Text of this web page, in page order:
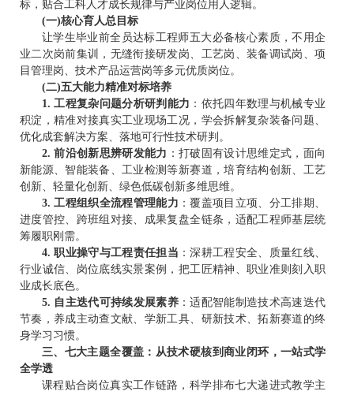
标，贴合工科人才成长规律与产业岗位用人逻辑。
(一)核心育人总目标
让学生毕业前全员达标工程师五大必备核心素质，不用企
业二次岗前集训，无缝衔接研发岗、工艺岗、装备调试岗、项
目管理岗、技术产品运营岗等多元优质岗位。
(二)五大能力精准对标培养
1. 工程复杂问题分析研判能力 ：依托四年数理与机械专业
积淀，精准对接真实工业现场工况，学会拆解复杂装备问题、
优化成套解决方案、落地可行性技术研判。
2. 前沿创新思辨研发能力 ：打破固有设计思维定式，面向
新能源、智能装备、工业检测等新赛道，培育结构创新、工艺
创新、轻量化创新、绿色低碳创新多维思维。
3. 工程组织全流程管理能力 ：覆盖项目立项、分工排期、
进度管控、跨班组对接、成果复盘全链条，适配工程师基层统
筹履职刚需。
4. 职业操守与工程责任担当 ：深耕工程安全、质量红线、
行业诚信、岗位底线实景案例，把工匠精神、职业准则刻入职
业成长底色。
5. 自主迭代可持续发展素养：适配智能制造技术高速迭代
节奏，养成主动查文献、学新工具、研新技术、拓新赛道的终
身学习习惯。
三、七大主题全覆盖：从技术硬核到商业闭环，一站式学
全学透
课程贴合岗位真实工作链路，科学排布七大递进式教学主